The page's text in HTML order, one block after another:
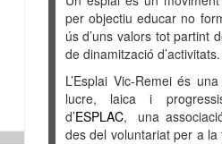
per objectiu educar no
ús d’uns valors tot partint
de dinamització d’activitats.
L’Esplai Vic-Remei és
lucre, laica i
d’ESPLAC, una
des del voluntariat per a